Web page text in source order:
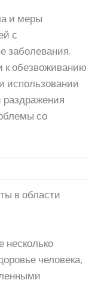
и меры
с
заболевания.
к обезвоживанию
использовании
раздражения
со
в области
несколько
человека,